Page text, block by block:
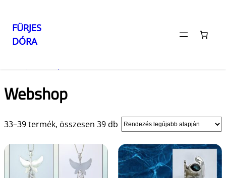
Ugrás
tartalomhoz
FÜRJES
DÓRA
Webshop
33–39 termék, összesen 39 db Sorted
latest